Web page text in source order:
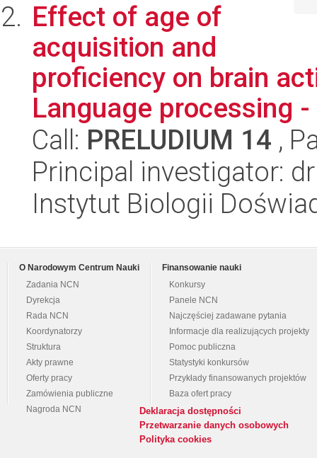
Effect of age of
acquisition and
proficiency on brain
Language processing
Call: PRELUDIUM 14 ,
Principal investigator:
Instytut Biologii
O Narodowym Centrum Nauki
Zadania NCN
Dyrekcja
Rada NCN
Koordynatorzy
Struktura
Akty prawne
Oferty pracy
Zamówienia publiczne
Nagroda NCN
Finansowanie nauki
Konkursy
Panele NCN
Najczęściej zadawane pytania
Informacje dla realizujących projekty
Pomoc publiczna
Statystyki konkursów
Przykłady finansowanych projektów
Baza ofert pracy
Deklaracja dostępności
Przetwarzanie danych osobowych
Polityka cookies